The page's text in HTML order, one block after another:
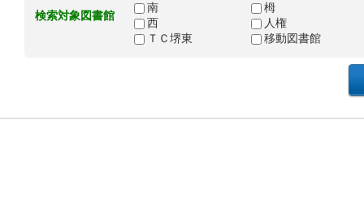
検索対象図書館
南
栂
西
人権
ＴＣ堺東
移動図書館